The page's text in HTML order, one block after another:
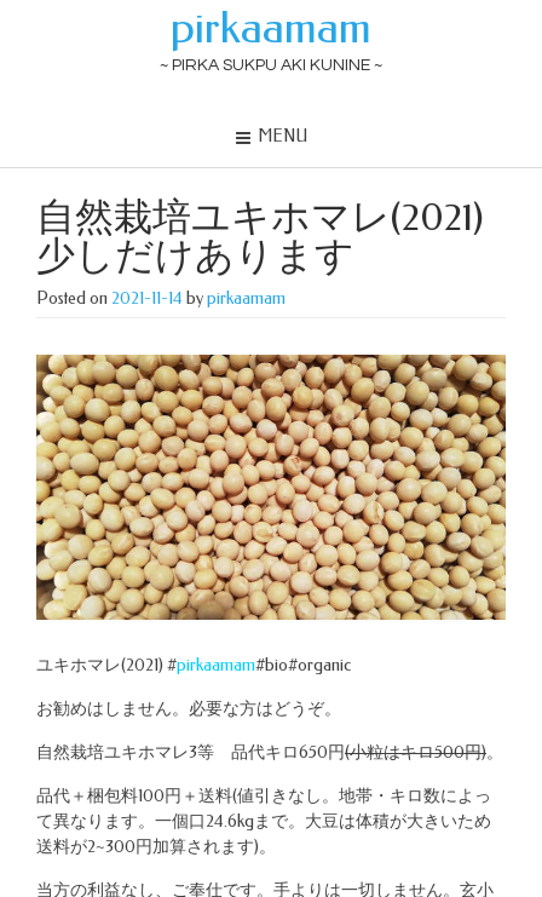
pirkaamam
~ PIRKA SUKPU AKI KUNINE ~
MENU
自然栽培ユキホマレ(2021)
少しだけあります
Posted on 2021-11-14 bypirkaamam
ユキホマレ(2021) #pirkaamam#bio#organic
お勧めはしません。必要な方はどうぞ。
自然栽培ユキホマレ3等 品代キロ650円(小粒はキロ500円)。
品代＋梱包料100円＋送料(値引きなし。地帯・キロ数によっ
て異なります。一個口24.6kgまで。大豆は体積が大きいため
送料が2~300円加算されます)。
当方の利益なし、ご奉仕です。手よりは一切しません。玄小